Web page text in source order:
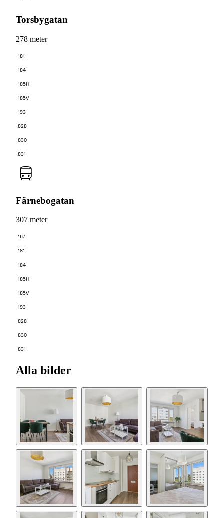
Torsbygatan
278 meter
181
184
185H
185V
193
828
830
831
Färnebogatan
307 meter
167
181
184
185H
185V
193
828
830
831
Alla bilder